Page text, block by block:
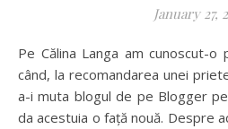
January 27,
Pe Călina Langa am cunoscut-o personal toamna trecută,
când, la recomandarea unei
a-i muta blogul de pe Blogger
da acestuia o față nouă. Despre